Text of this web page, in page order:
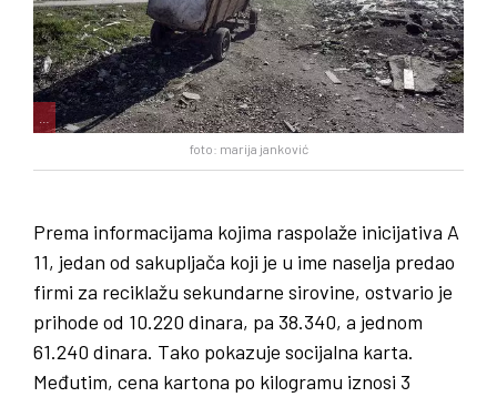
foto: marija janković
Prema informacijama kojima raspolaže inicijativa A
11, jedan od sakupljača koji je u ime naselja predao
firmi za reciklažu sekundarne sirovine, ostvario je
prihode od 10.220 dinara, pa 38.340, a jednom
61.240 dinara. Tako pokazuje socijalna karta.
Međutim, cena kartona po kilogramu iznosi 3